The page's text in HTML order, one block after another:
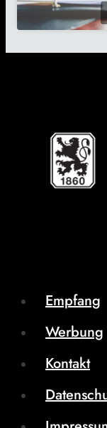
Empfang
Werbung
Kontakt